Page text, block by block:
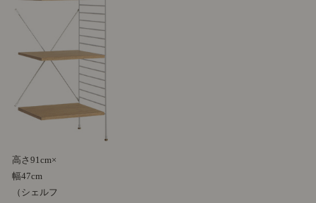
高さ91cm×
幅47cm
（シェルフ